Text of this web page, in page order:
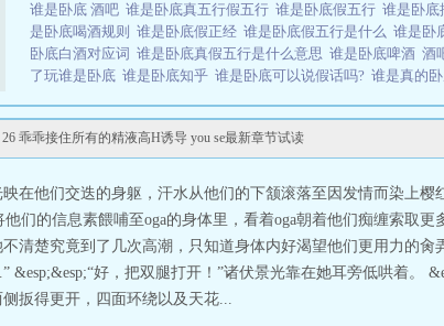
谁是卧底 酒吧 谁是卧底真五行假五行 谁是卧底假五行 谁是卧底
是卧底喝酒规则 谁是卧底假正经 谁是卧底假五行是什么 谁是卧
卧底白酒对应词 谁是卧底真假五行是什么意思 谁是卧底啤酒 酒
了玩谁是卧底 谁是卧底知乎 谁是卧底可以说假话吗? 谁是真的
底可以说假话酒桌游戏谁是卧底谁是卧底白酒怎么形容谁是卧
桌怎么玩谁是卧底谁是卧底酒吧“谁是卧底”
事，因此，毕业后的剧情会先停一下～我会写完后再一併调整顺
当初是从警校...真酒假酒谁是卧底NPH名柯同人
26 乖乖接住所有的精液高H诱导 you se最新章节试读
在他们交迭的身躯，汗水从他们的下颔滚落至因发情而染上
他们的信息素餵哺至oga的身体里，看着oga朝着他们痴缠索取
不清楚究竟到了几次高潮，只知道身体内好渴望他们更用力
好，把双腿打开！”诸伏景光靠在她耳旁低哄着。
扳得更开，四面环绕以及天花...